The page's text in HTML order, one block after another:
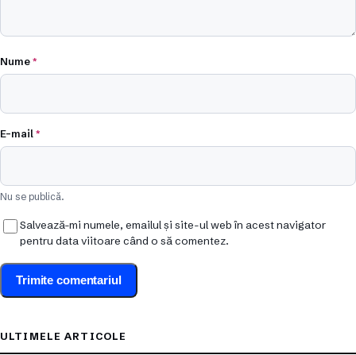
Nume*
E-mail*
Nu se publică.
Salvează-mi numele, emailul și site-ul web în acest navigator
pentru data viitoare când o să comentez.
ULTIMELE ARTICOLE